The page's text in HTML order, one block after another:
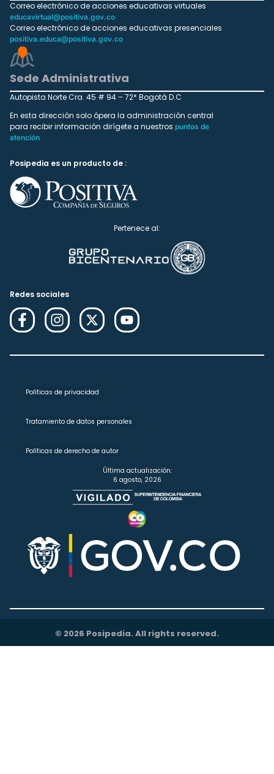
Correo electrónico de acciones educativas virtuales
educavirtual@positiva.gov.co
Correo electrónico de acciones educativas presenciales
positiva.educa@positiva.gov.co
Sede Administrativa
Autopista Norte Cra. 45 # 94 – 72* Bogotá D.C
En esta dirección solo ópera la administración central
para recibir información dirígete a nuestros puntos de
atención
Posipedia es un producto de :
Pertenece al:
Redes sociales
Políticas de privacidad
Tratamiento de datos personales
Políticas de derecho de autor
Última actualización:
6 agosto, 2026
© 2026 Posipedia. All rights reserved.